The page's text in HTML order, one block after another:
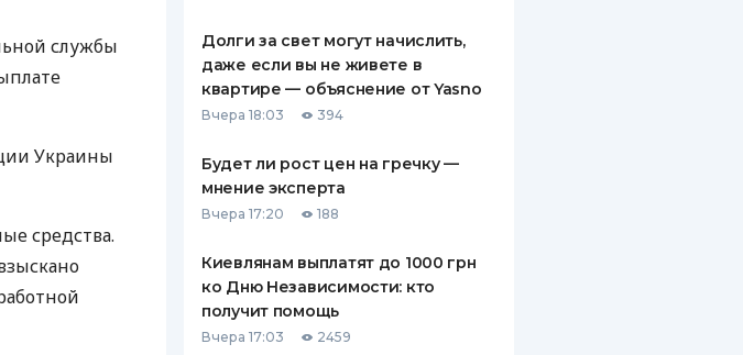
КЕШБЭКА
ПУТЕВОДИТЕЛИ ПО
ВСЕ СТРАХОВЫЕ ПОЛИСЫ
ОТЗЫВЫ О СТРАХОВЫХ
КОМПАНИЯХ
КОНТАКТЫ
службы
Украины
средства.
Долги за свет могут начислить,
даже если вы не живете в
квартире — объяснение от Yasno
Вчера 18:03 394
Будет ли рост цен на гречку —
мнение эксперта
Вчера 17:20 188
Киевлянам выплатят до 1000 грн
ко Дню Независимости: кто
получит помощь
Вчера 17:03 2459